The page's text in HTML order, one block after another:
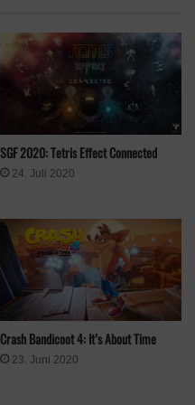
SGF 2020: Tetris Effect Connected
24. Juli 2020
Crash Bandicoot 4: It’s About Time
23. Juni 2020